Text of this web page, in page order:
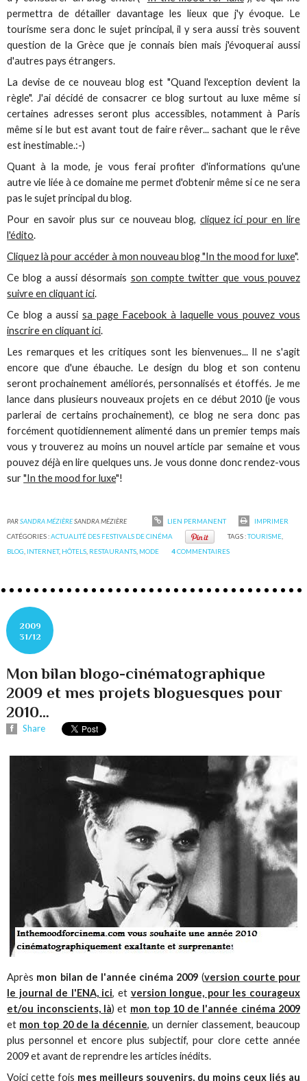
permettra de détailler davantage les lieux que j'y évoque. Le
tourisme sera donc le sujet principal, il y sera aussi très souvent
question de la Grèce que je connais bien mais j'évoquerai aussi
d'autres pays étrangers.
La devise de ce nouveau blog est "Quand l'exception devient la
règle". J'ai décidé de consacrer ce blog surtout au luxe même si
certaines adresses seront plus accessibles, notamment à Paris
même si le but est avant tout de faire rêver... sachant que le rêve
est inestimable.:-)
Quant à la mode, je vous ferai profiter d'informations qu'une
autre vie liée à ce domaine me permet d'obtenir même si ce ne sera
pas le sujet principal du blog.
Pour en savoir plus sur ce nouveau blog, cliquez ici pour en lire
l'édito.
Cliquez là pour accéder à mon nouveau blog "In the mood for luxe".
Ce blog a aussi désormais son compte twitter que vous pouvez
suivre en cliquant ici.
Ce blog a aussi sa page Facebook à laquelle vous pouvez vous
inscrire en cliquant ici.
Les remarques et les critiques sont les bienvenues... Il ne s'agit
encore que d'une ébauche. Le design du blog et son contenu
seront prochainement améliorés, personnalisés et étoffés. Je me
lance dans plusieurs nouveaux projets en ce début 2010 (je vous
parlerai de certains prochainement), ce blog ne sera donc pas
forcément quotidiennement alimenté dans un premier temps mais
vous y trouverez au moins un nouvel article par semaine et vous
pouvez déjà en lire quelques uns. Je vous donne donc rendez-vous
sur"In the mood for luxe"!
PARSANDRA MÉZIÈRESANDRA MÉZIÈRE LIEN PERMANENT
IMPRIMER
CATÉGORIES :ACTUALITÉ DES FESTIVALS DE CINÉMA TAGS :TOURISME,
BLOG INTERNET, HÔTELS RESTAURANTS MODE 4COMMENTAIRES
2009
31/12
Mon bilan blogo-cinématographique
2009 et mes projets bloguesques pour
2010…
Share
Après mon bilan de l'année cinéma 2009 (version courte pour
le journal de l'ENA, ici, et version longue, pour les courageux
et/ou inconscients, là) et mon top 10 de l'année cinéma 2009
et mon top 20 de la décennie, un dernier classement, beaucoup
plus personnel et encore plus subjectif, pour clore cette année
2009 et avant de reprendre les articles inédits.
Voici cette fois mes meilleurs souvenirs, du moins ceux liés au